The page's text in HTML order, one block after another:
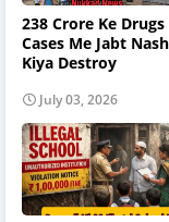
238 Crore Ke
Cases Me Jabt
Kiya Destroy
July 03, 2026